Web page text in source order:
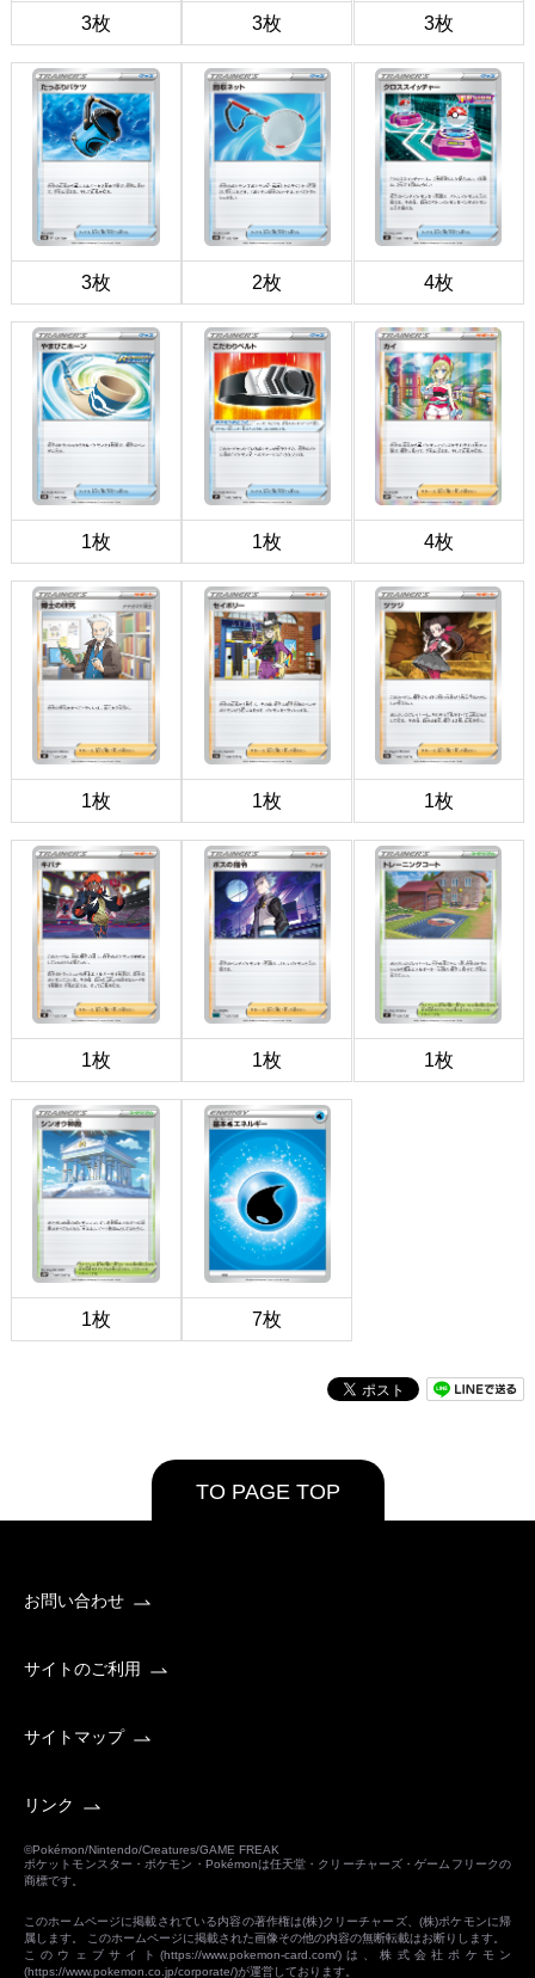
3枚 3枚 3枚
3枚 2枚 4枚
1枚 1枚 4枚
1枚 1枚 1枚
1枚 1枚 1枚
1枚 7枚
TO PAGE TOP
お問い合わせ
サイトのご利用
サイトマップ
リンク
©Pokémon/Nintendo/Creatures/GAME FREAK
ポケットモンスター・ポケモン・Pokémonは任天堂・クリーチャーズ・ゲームフリークの
商標です。
このホームページに掲載されている内容の著作権は(株)クリーチャーズ、(株)ポケモンに帰
属します。 このホームページに掲載された画像その他の内容の無断転載はお断りします。
このウェブサイト(https://www.pokemon-card.com/)は、株式会社ポケモン
(https://www.pokemon.co.jp/corporate/)が運営しております。